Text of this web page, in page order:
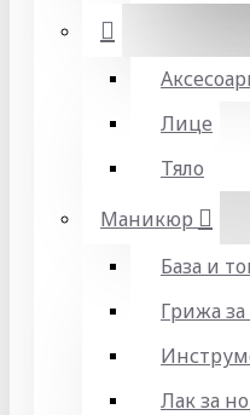
Лице
Тяло
Маникюр
База и
Грижа
Лак за